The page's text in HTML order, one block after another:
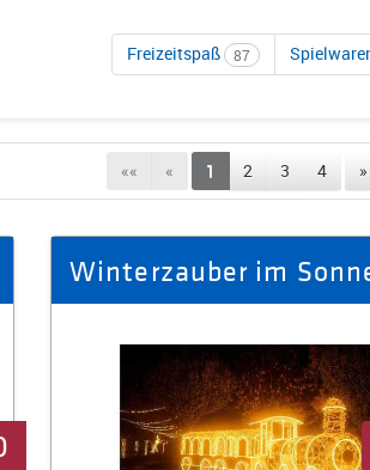
Freizeitspaß 87
«« « 1 2 3 4 »